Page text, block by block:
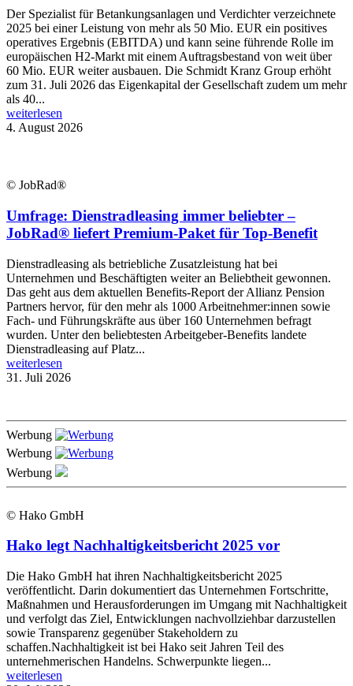
Der Spezialist für Betankungsanlagen und Verdichter verzeichnete
2025 bei einer Leistung von mehr als 50 Mio. EUR ein positives
operatives Ergebnis (EBITDA) und kann seine führende Rolle im
europäischen H2-Markt mit einem Auftragsbestand von weit über
60 Mio. EUR weiter ausbauen. Die Schmidt Kranz Group erhöht
zum 31. Juli 2026 das Eigenkapital der Gesellschaft zudem um mehr
als 40...
weiterlesen
4. August 2026
© JobRad®
Umfrage: Dienstradleasing immer beliebter –
JobRad® liefert Premium-Paket für Top-Benefit
Dienstradleasing als betriebliche Zusatzleistung hat bei
Unternehmen und Beschäftigten weiter an Beliebtheit gewonnen.
Das geht aus dem aktuellen Benefits-Report der Allianz Pension
Partners hervor, für den mehr als 1000 Arbeitnehmer:innen sowie
Fach- und Führungskräfte aus über 160 Unternehmen befragt
wurden. Unter den beliebtesten Arbeitgeber-Benefits landete
Dienstradleasing auf Platz...
weiterlesen
31. Juli 2026
Werbung
Werbung
Werbung
© Hako GmbH
Hako legt Nachhaltigkeitsbericht 2025 vor
Die Hako GmbH hat ihren Nachhaltigkeitsbericht 2025
veröffentlicht. Darin dokumentiert das Unternehmen Fortschritte,
Maßnahmen und Herausforderungen im Umgang mit Nachhaltigkeit
und verfolgt das Ziel, Entwicklungen nachvollziehbar darzustellen
sowie Transparenz gegenüber Stakeholdern zu
schaffen.Nachhaltigkeit ist bei Hako seit Jahren Teil des
unternehmerischen Handelns. Schwerpunkte liegen...
weiterlesen